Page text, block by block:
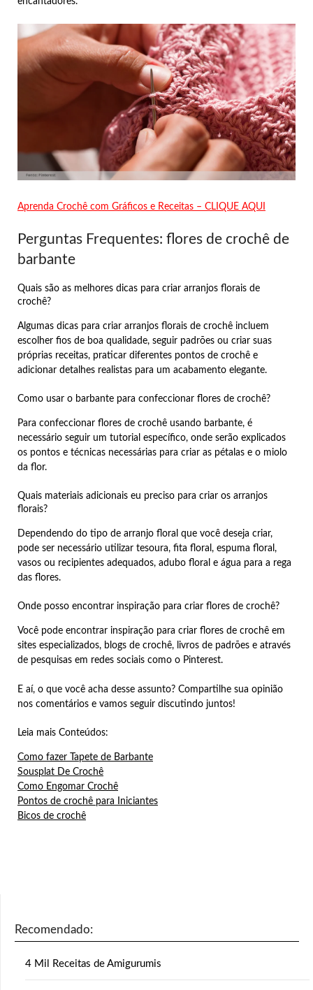
Aprenda Crochê com Gráficos e Receitas – CLIQUE AQUI
Perguntas Frequentes: flores de crochê de
barbante
Quais são as melhores dicas para criar arranjos florais de
crochê?
Algumas dicas para criar arranjos florais de crochê incluem
escolher fios de boa qualidade, seguir padrões ou criar suas
próprias receitas, praticar diferentes pontos de crochê e
adicionar detalhes realistas para um acabamento elegante.
Como usar o barbante para confeccionar flores de crochê?
Para confeccionar flores de crochê usando barbante, é
necessário seguir um tutorial específico, onde serão explicados
os pontos e técnicas necessárias para criar as pétalas e o miolo
da flor.
Quais materiais adicionais eu preciso para criar os arranjos
florais?
Dependendo do tipo de arranjo floral que você deseja criar,
pode ser necessário utilizar tesoura, fita floral, espuma floral,
vasos ou recipientes adequados, adubo floral e água para a rega
das flores.
Onde posso encontrar inspiração para criar flores de crochê?
Você pode encontrar inspiração para criar flores de crochê em
sites especializados, blogs de crochê, livros de padrões e através
de pesquisas em redes sociais como o Pinterest.
E aí, o que você acha desse assunto? Compartilhe sua opinião
nos comentários e vamos seguir discutindo juntos!
Leia mais Conteúdos:
Como fazer Tapete de Barbante
Sousplat De Crochê
Como Engomar Crochê
Pontos de crochê para Iniciantes
Bicos de crochê
Recomendado:
4 Mil Receitas de Amigurumis